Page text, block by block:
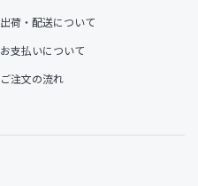
出荷・配送について
お支払いについて
ご注文の流れ